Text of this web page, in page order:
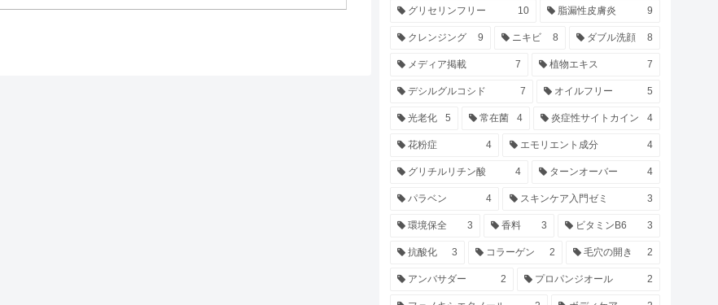
グリセリンフリー 10 脂漏性皮膚炎 9
クレンジング 9 ニキビ 8 ダブル洗顔 8
メディア掲載 7 植物エキス 7
デシルグルコシド 7 オイルフリー 5
光老化 5 常在菌 4 炎症性サイトカイン 4
花粉症 4 エモリエント成分 4
グリチルリチン酸 4 ターンオーバー 4
パラベン 4 スキンケア入門ゼミ 3
環境保全 3 香料 3 ビタミンB6 3
抗酸化 3 コラーゲン 2 毛穴の開き 2
アンバサダー 2 プロパンジオール 2